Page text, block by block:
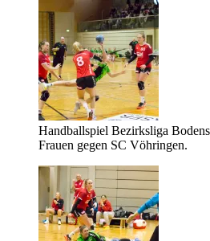
Handballspiel Bezirksliga
Frauen gegen SC Vöhringen.